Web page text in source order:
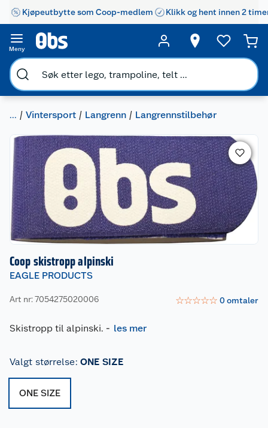
Kjøpeutbytte som Coop-medlem Klikk og hent innen 2
Meny
... Vintersport Langrenn Langrennstilbehør
Coop skistropp alpinski
EAGLE PRODUCTS
Art nr: 7054275020006 ☆☆☆☆☆ 0omtaler
Skistropp til alpinski. - les mer
Valgt størrelse: ONE SIZE
ONE SIZE